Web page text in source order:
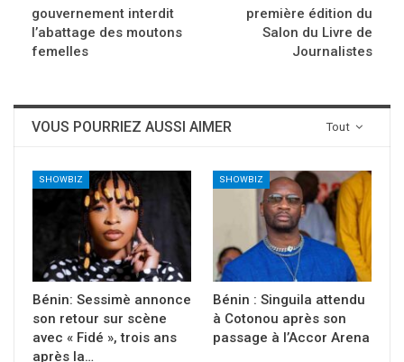
gouvernement interdit
l’abattage des moutons
femelles
première édition du
Salon du Livre de
Journalistes
Tout
VOUS POURRIEZ AUSSI AIMER
SHOWBIZ
Bénin: Sessimè annonce
son retour sur scène
avec « Fidé », trois ans
après la…
SHOWBIZ
Bénin : Singuila attendu
à Cotonou après son
passage à l’Accor Arena